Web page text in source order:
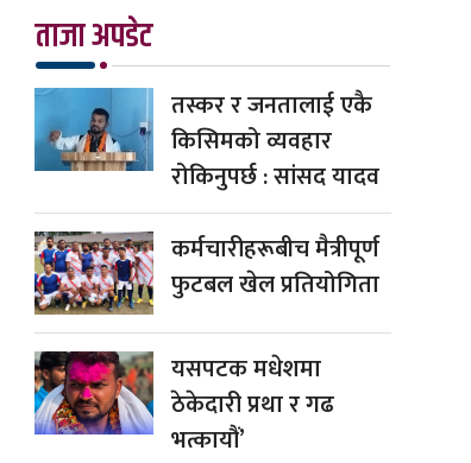
ताजा अपडेट
तस्कर र जनतालाई एकै
किसिमको व्यवहार
रोकिनुपर्छ : सांसद यादव
कर्मचारीहरूबीच मैत्रीपूर्ण
फुटबल खेल प्रतियोगिता
यसपटक मधेशमा
ठेकेदारी प्रथा र गढ
भत्कायौं’